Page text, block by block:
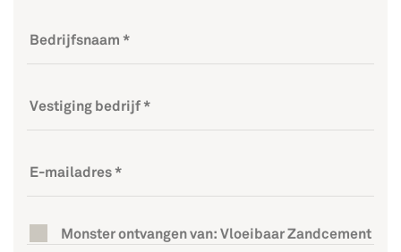
Monster ontvangen van: Vloeibaar Zandcement